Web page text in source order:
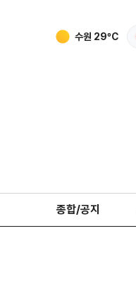
수원 29ºC
종합/공지